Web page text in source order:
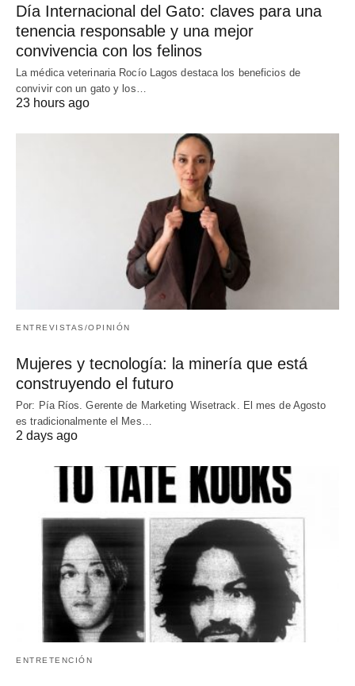
Día Internacional del Gato: claves para una
tenencia responsable y una mejor
convivencia con los felinos
La médica veterinaria Rocío Lagos destaca los beneficios de
convivir con un gato y los…
23 hours ago
ENTREVISTAS/OPINIÓN
Mujeres y tecnología: la minería que está
construyendo el futuro
Por: Pía Ríos. Gerente de Marketing Wisetrack. El mes de Agosto
es tradicionalmente el Mes…
2 days ago
ENTRETENCIÓN